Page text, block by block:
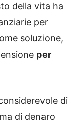
della vita ha
per
soluzione,
per
di
di denaro